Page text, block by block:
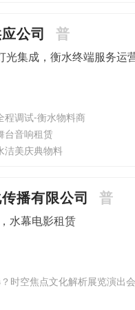
公司 普
光集成，衡水终端服务运
程调试-衡水物料商
台音响租赁
洁美庆典物料
播有限公司 普
水幕电影租赁
时空焦点文化解析展览演出